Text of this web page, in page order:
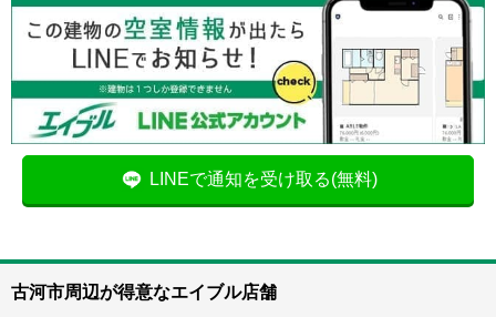
LINEで通知を受け取る(無料)
古河市周辺が得意なエイブル店舗